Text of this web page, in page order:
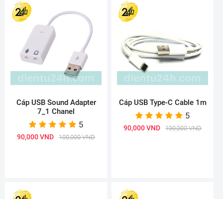
Cáp USB Sound Adapter
7_1 Chanel
5
90,000 VND 100,000 VND
Cáp USB Type-C Cable 1m
5
90,000 VND 100,000 VND